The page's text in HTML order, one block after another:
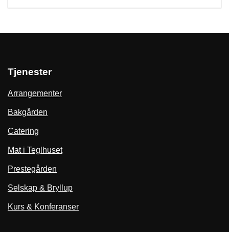
Tjenester
Arrangementer
Bakgården
Catering
Mat i Teglhuset
Prestegården
Selskap & Bryllup
Kurs & Konferanser